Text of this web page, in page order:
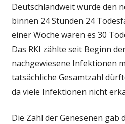
Deutschlandweit wurde den
binnen 24 Stunden 24
einer Woche waren es 30
Das RKI zählte seit Beginn
nachgewiesene Infektionen
tatsächliche Gesamtzahl
da viele Infektionen nicht
Die Zahl der Genesenen gab